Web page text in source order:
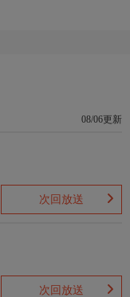
08/06更新
次回放送
次回放送